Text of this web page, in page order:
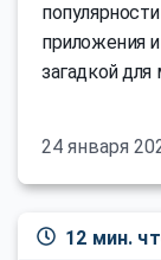
приложения
загадкой для
24 января
12 мин.